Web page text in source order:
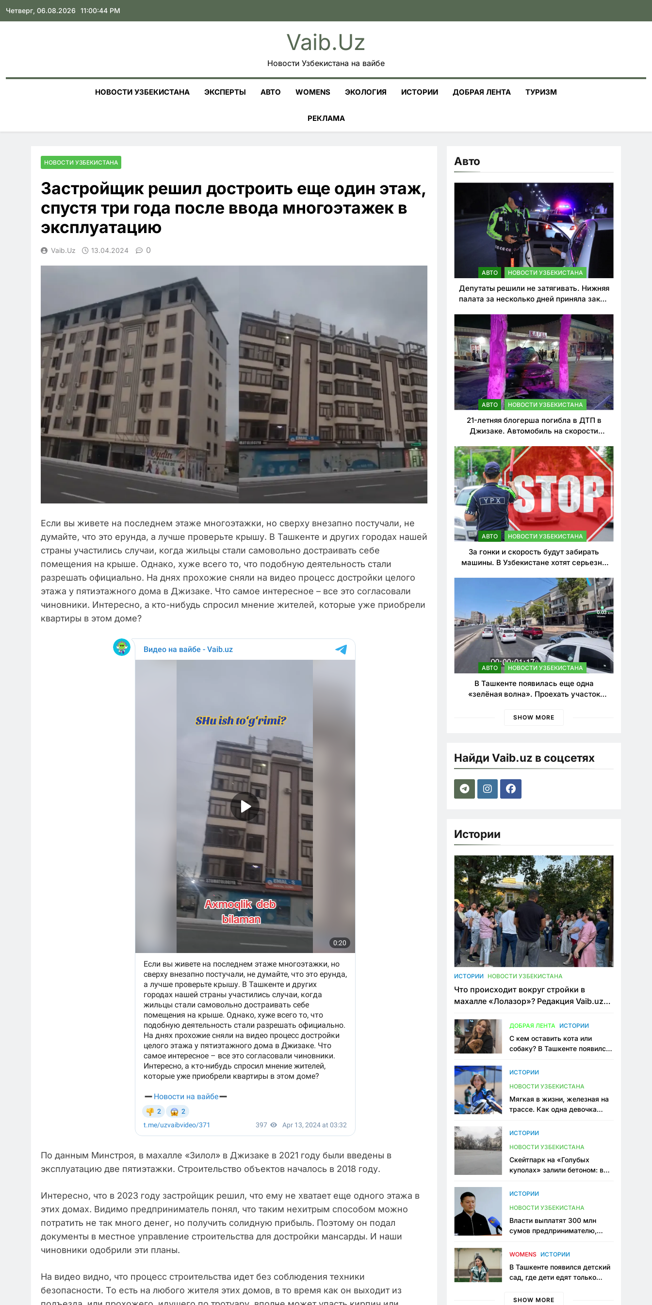
Skip
Четверг, 06.08.2026 11:00:45 PM
Vaib.uz
Новости Узбекистана на вайбе
НОВОСТИ УЗБЕКИСТАНА ЭКСПЕРТЫ АВТО WOMENS ЭКОЛОГИЯ ИСТОРИИ ДОБРАЯ ЛЕНТА ТУРИЗМ
РЕКЛАМА
НОВОСТИ УЗБЕКИСТАНА
Застройщик решил достроить еще один этаж,
спустя три года после ввода многоэтажек в
эксплуатацию
Vaib.uz 13.04.2024 0
Если вы живете на последнем этаже многоэтажки, но сверху внезапно постучали, не
думайте, что это ерунда, а лучше проверьте крышу. В Ташкенте и других городах нашей
страны участились случаи, когда жильцы стали самовольно достраивать себе
помещения на крыше. Однако, хуже всего то, что подобную деятельность стали
разрешать официально. На днях прохожие сняли на видео процесс достройки целого
этажа у пятиэтажного дома в Джизаке. Что самое интересное – все это согласовали
чиновники. Интересно, а кто-нибудь спросил мнение жителей, которые уже приобрели
квартиры в этом доме?
По данным Минстроя, в махалле «Зилол» в Джизаке в 2021 году были введены в
эксплуатацию две пятиэтажки. Строительство объектов началось в 2018 году.
Интересно, что в 2023 году застройщик решил, что ему не хватает еще одного этажа в
этих домах. Видимо предприниматель понял, что таким нехитрым способом можно
потратить не так много денег, но получить солидную прибыль. Поэтому он подал
документы в местное управление строительства для достройки мансарды. И наши
чиновники одобрили эти планы.
На видео видно, что процесс строительства идет без соблюдения техники
безопасности. То есть на любого жителя этих домов, в то время как он выходит из
Авто
АВТО НОВОСТИ УЗБЕКИСТАНА
Депутаты решили не затягивать. Нижняя
палата за несколько дней приняла закон
нарушителей ПДД
АВТО НОВОСТИ УЗБЕКИСТАНА
21-летняя блогерша погибла в ДТП в
Джизаке. Автомобиль на скорости
АВТО НОВОСТИ УЗБЕКИСТАНА
За гонки и скорость будут забирать
машины. В Узбекистане хотят серьезно
АВТО НОВОСТИ УЗБЕКИСТАНА
В Ташкенте появилась еще одна
«зелёная волна». Проехать участок
SHOW MORE
Найди Vaib.uz в соцсетях
Истории
ИСТОРИИ НОВОСТИ УЗБЕКИСТАНА
Что происходит вокруг стройки в
махалле «Лолазор»? Редакция Vaib.uz
конфликта
ДОБРАЯ ЛЕНТА ИСТОРИИ
С кем оставить кота или
собаку? В Ташкенте появился
ИСТОРИИ
НОВОСТИ УЗБЕКИСТАНА
Мягкая в жизни, железная на
трассе. Как одна девочка
Узбекистане
ИСТОРИИ
НОВОСТИ УЗБЕКИСТАНА
Скейтпарк на «Голубых
куполах» залили бетоном: в
одно общественное
ИСТОРИИ
НОВОСТИ УЗБЕКИСТАНА
Власти выплатят 300 млн
сумов предпринимателю,
тюрьме по незаконному
WOMENS ИСТОРИИ
В Ташкенте появился детский
сад, где дети едят только
мама, которая устала просить
SHOW MORE